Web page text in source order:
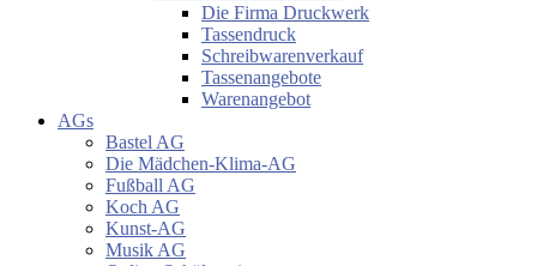
Die Firma Druckwerk
Tassendruck
Schreibwarenverkauf
Tassenangebote
Warenangebot
AGs
Bastel AG
Die Mädchen-Klima-AG
Fußball AG
Koch AG
Kunst-AG
Musik AG